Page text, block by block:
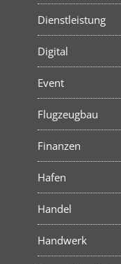
Dienstleistung
Digital
Event
Flugzeugbau
Finanzen
Hafen
Handel
Handwerk